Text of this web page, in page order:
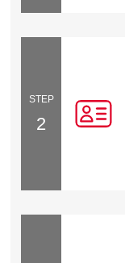
STEP
2